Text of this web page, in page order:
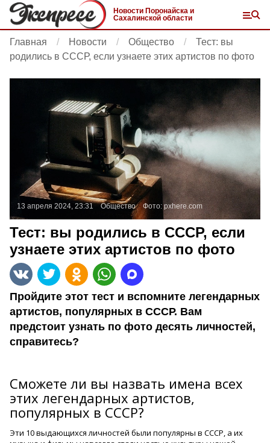
Новости Поронайска и
Сахалинской области
Главная Новости Общество
Тест: вы
родились в СССР, если узнаете этих артистов по фото
13 апреля 2024, 23:31 Общество Фото:pxhere.com
Тест: вы родились в СССР, если
узнаете этих артистов по фото
Пройдите этот тест и вспомните легендарных
артистов, популярных в СССР. Вам
предстоит узнать по фото десять личностей,
справитесь?